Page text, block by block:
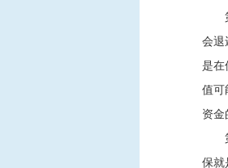
会退
是在
值可
资金
保就